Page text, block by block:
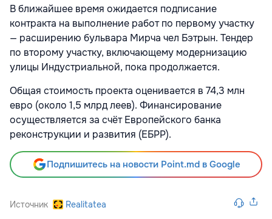
В ближайшее время ожидается подписание
контракта на выполнение работ по первому участку
— расширению бульвара Мирча чел Бэтрын. Тендер
по второму участку, включающему модернизацию
улицы Индустриальной, пока продолжается.
Общая стоимость проекта оценивается в 74,3 млн
евро (около 1,5 млрд леев). Финансирование
осуществляется за счёт Европейского банка
реконструкции и развития (ЕБРР).
Подпишитесь на новости Point.md в Google
Источник Realitatea